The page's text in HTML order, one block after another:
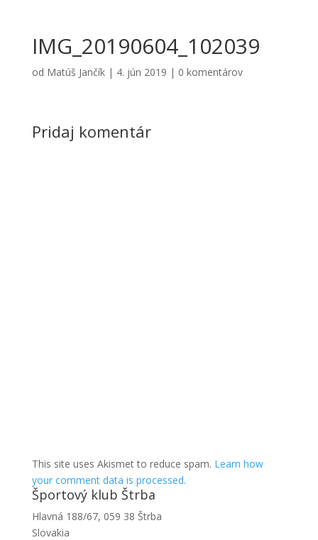
IMG_20190604_102039
od Matúš Jančík| 4. jún 2019 | 0 komentárov
Pridaj komentár
This site uses Akismet to reduce spam. Learn how
your comment data is processed.
Športový klub Štrba
Hlavná 188/67, 059 38 Štrba
Slovakia